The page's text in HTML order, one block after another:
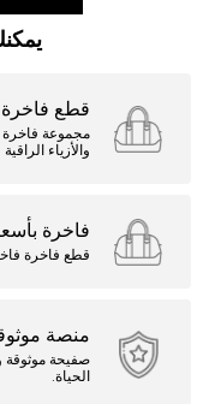
قطع فاخرة
مجموعة
والأزياء الراقية
فاخرة
قطع فاخرة
منصة
الحياة.